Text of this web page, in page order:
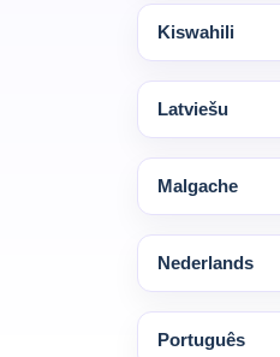
Kiswahili
Latviešu
Malgache
Nederlands
Português